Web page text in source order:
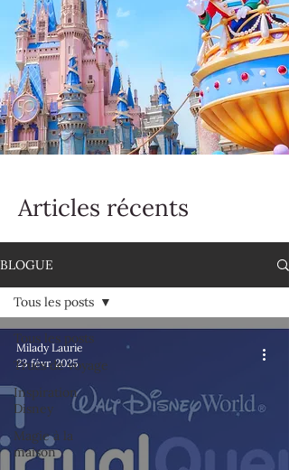
Articles récents
BLOGUE
Tous les posts
Trucs de voyage
Inspiration
Disney
Magie à la
maison
Tous les posts
Milady Laurie
23 févr. 2025